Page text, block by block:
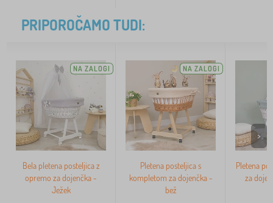
PRIPOROČAMO TUDI:
NA ZALOGI
Bela pletena posteljica z
opremo za dojenčka -
Ježek
NA ZALOGI
Pletena posteljica s
kompletom za dojenčka -
bež
Pletena
za
>